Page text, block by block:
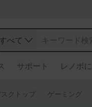
べて
サポート レノボ
クトップ ゲーミング